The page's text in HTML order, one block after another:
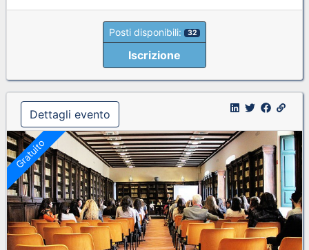
Posti disponibili: 32
Iscrizione
Dettagli evento
Gratuito